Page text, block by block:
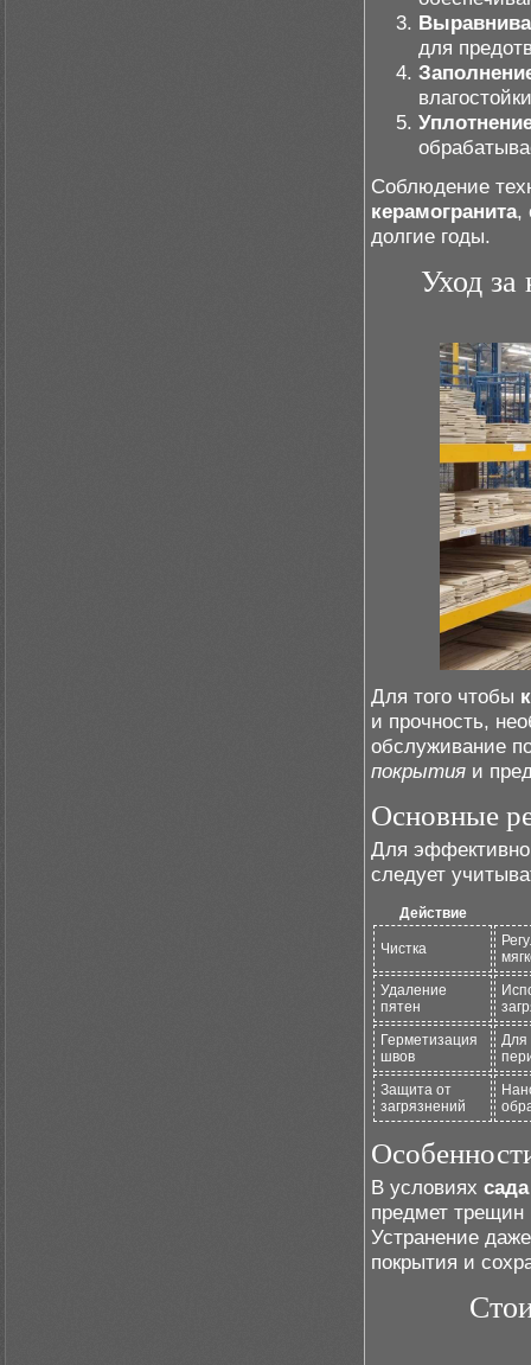
для
Соблюдение
керамогранита,
долгие годы.
Уход за
Для того чтобы
и прочность,
обслуживание
покрытия и
Основные
Для
следует
Действие
Чистка
Удаление
пятен
Герметизация
швов
Для
Защита от
загрязнений
В условиях сада
предмет трещин
Устранение
покрытия и